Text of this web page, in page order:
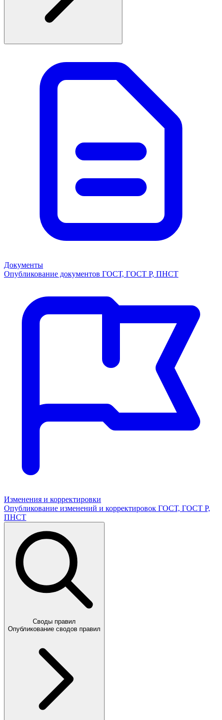
Документы
Опубликование документов ГОСТ, ГОСТ Р, ПНСТ
Изменения и корректировки
Опубликование изменений и корректировок ГОСТ, ГОСТ Р,
ПНСТ
Своды правил
Опубликование сводов правил